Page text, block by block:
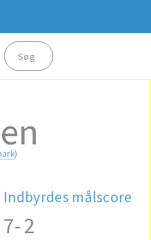
)
Indbyrdes målscore
7-2